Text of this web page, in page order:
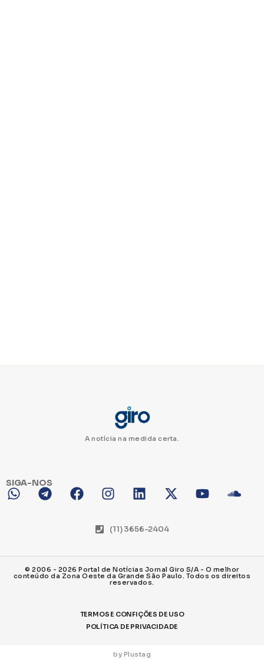
A notícia na medida certa.
SIGA-NOS
(11) 3656-2404
© 2006 - 2026 Portal de Notícias Jornal Giro S/A - O melhor
conteúdo da Zona Oeste da Grande São Paulo. Todos os direitos
reservados.
TERMOS E CONFIÇÕES DE USO
POLÍTICA DE PRIVACIDADE
by Plustag